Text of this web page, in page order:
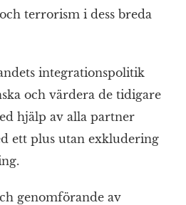
terrorism i dess breda
integrationspolitik
och värdera de tidigare
hjälp av alla partner
ett plus utan exkludering
genomförande av